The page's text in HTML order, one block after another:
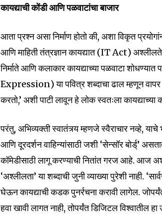
कायद्याची कोंडी आणि पळवाटांचा बाजार
आता प्रश्न असा निर्माण होतो की, अशा विकृत
आणि माहिती तंत्रज्ञान कायद्यात (IT Act)
निर्माते आणि कलाकार कायद्याच्या पळवाटा
Expression) या पवित्र शब्दाचा ढाल म्हणून
करतो,’ अशी पाटी लावून हे लोक स्वतःला
परंतु, अभिव्यक्ती स्वातंत्र्य म्हणजे स्वैराचार नव्हे,
आणि दूरदर्शन वाहिन्यांसाठी जशी ‘सेन्सॉर
कॉमेडीसाठी लागू करण्याची नितांत गरज आहे. आज
‘अश्लीलता’ या शब्दाची जुनी व्याख्या पुरेशी नाही.
घेऊन कायद्याची कडक पुनर्रचना करावी लागेल.
हवा खावी लागत नाही, तोपर्यंत डिजिटल विश्वातील हा